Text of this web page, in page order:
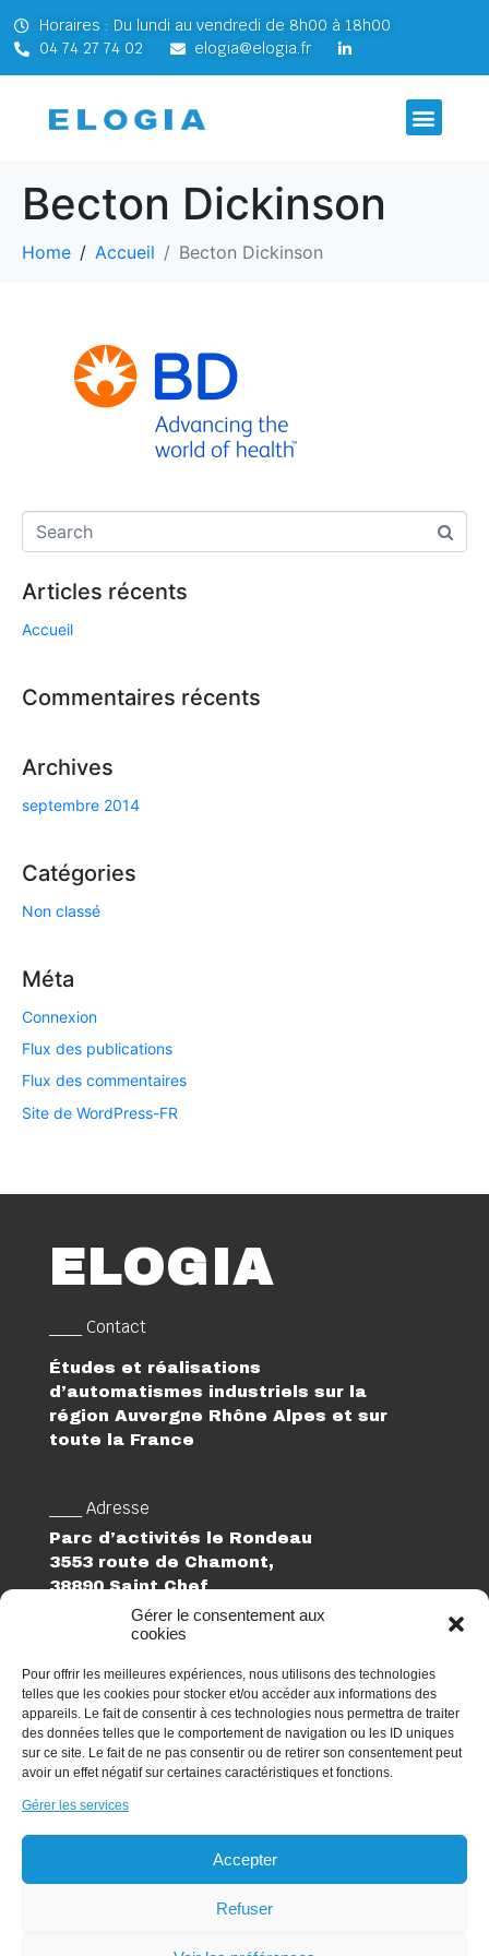
Gérer le consentement aux
cookies
Pour offrir les meilleures expériences, nous utilisons des technologies
telles que les cookies pour stocker et/ou accéder aux informations des
appareils. Le fait de consentir à ces technologies nous permettra de traiter
des données telles que le comportement de navigation ou les ID uniques
sur ce site. Le fait de ne pas consentir ou de retirer son consentement peut
avoir un effet négatif sur certaines caractéristiques et fonctions.
Gérer les services
Accepter
Refuser
Horaires : Du lundi au vendredi de 8h00 à 18h00
04 74 27 74 02
elogia@elogia.fr
Becton Dickinson
Home Accueil Becton Dickinson
Articles récents
Accueil
Commentaires récents
Archives
septembre 2014
Catégories
Non classé
Méta
Connexion
Flux des publications
Flux des commentaires
Site de WordPress-FR
ELOGIA
___ Contact
Études et réalisations
d’automatismes industriels sur la
région Auvergne Rhône Alpes et sur
toute la France
___ Adresse
Parc d’activités le Rondeau
3553 route de Chamont,
38890 Saint Chef
___ Suivez-nous
Linkedin
___ Téléphone
04 74 27 74 02
___ Email
elogia@elogia.fr
Candidature spontanée